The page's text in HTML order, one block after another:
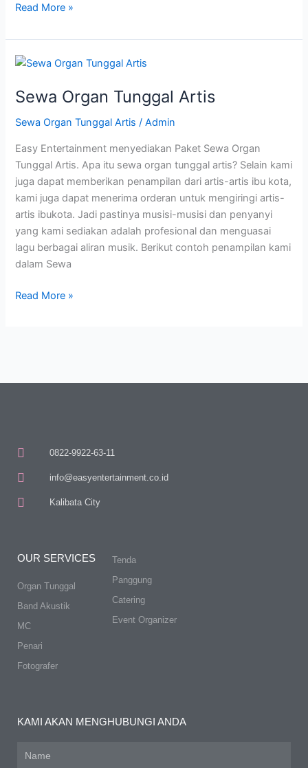
Read More »
Sewa Organ Tunggal Artis
Sewa Organ Tunggal Artis /Admin
Easy Entertainment menyediakan Paket Sewa Organ
Tunggal Artis. Apa itu sewa organ tunggal artis? Selain kami
juga dapat memberikan penampilan dari artis-artis ibu kota,
kami juga dapat menerima orderan untuk mengiringi artis-
artis ibukota. Jadi pastinya musisi-musisi dan penyanyi
yang kami sediakan adalah profesional dan menguasai
lagu berbagai aliran musik. Berikut contoh penampilan kami
dalam Sewa
Sewa
Tunggal
Read More »
0822-9922-63-11
info@easyentertainment.co.id
Kalibata City
OUR SERVICES
Organ Tunggal
Band Akustik
MC
Penari
Fotografer
Tenda
Panggung
Catering
Event Organizer
KAMI AKAN MENGHUBUNGI ANDA